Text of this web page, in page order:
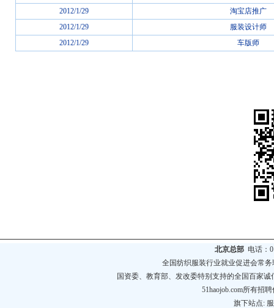
2012/1/29
淘宝店推广
2012/1/29
服装设计师
2012/1/29
车版师
北京总部 电话：
全国纺织服装行业就业促进会常务
国资委、教育部、发改委特别支持的全国百家
51haojob.com所有招
旗下站点: